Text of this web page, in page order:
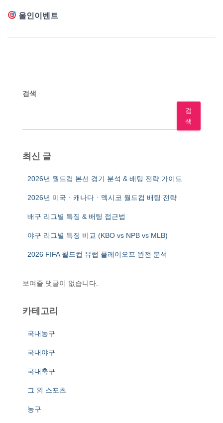
올인이벤트
검색
검
색
최신 글
2026년 월드컵 본선 경기 분석 & 배팅 전략 가이드
2026년 미국ㆍ캐나다ㆍ멕시코 월드컵 배팅 전략
배구 리그별 특징 & 배팅 접근법
야구 리그별 특징 비교 (KBO vs NPB vs MLB)
2026 FIFA 월드컵 유럽 플레이오프 완전 분석
보여줄 댓글이 없습니다.
카테고리
국내농구
국내야구
국내축구
그 외 스포츠
농구